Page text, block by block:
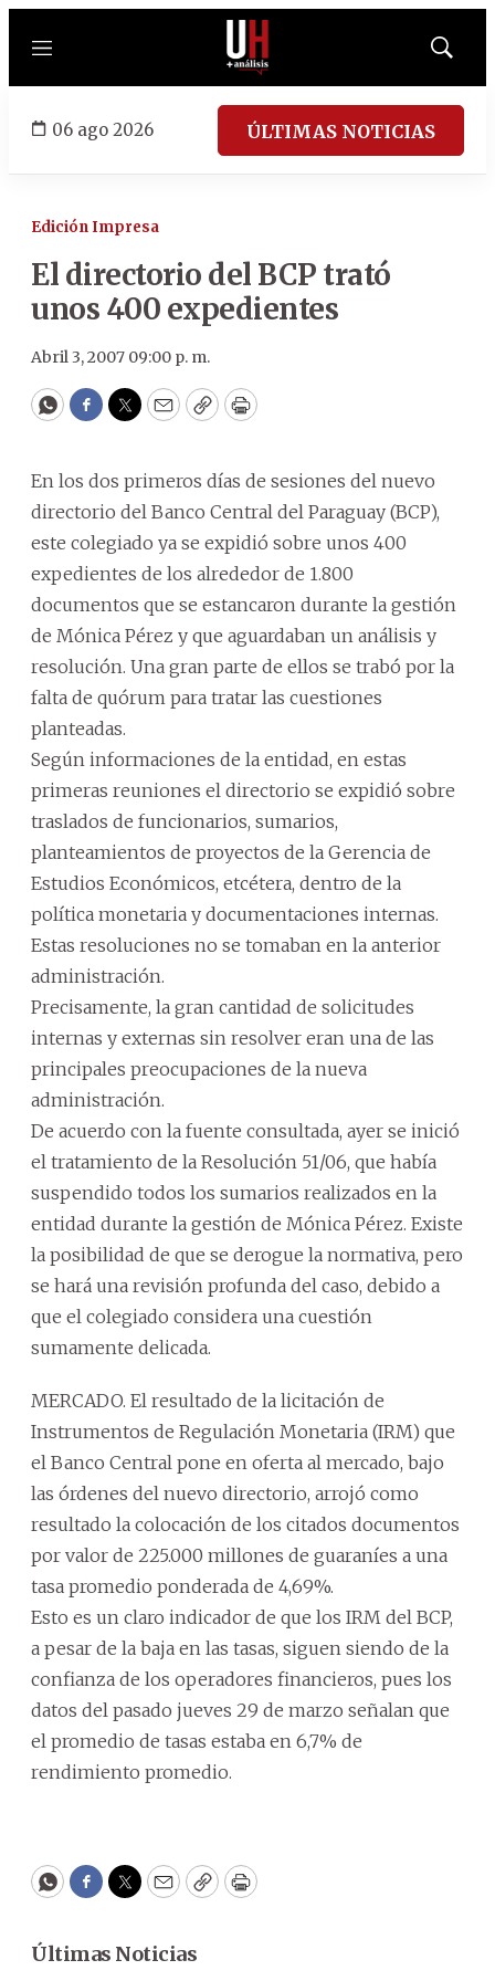
Menú
Mostrar
06 ago 2026 ÚLTIMAS NOTICIAS
Edición Impresa
El directorio del BCP trató
unos 400 expedientes
Abril 3, 2007 09:00 p. m.
WhatsApp
Facebook
Twitter
EmailCopyPrint
En los dos primeros días de sesiones del nuevo
directorio del Banco Central del Paraguay (BCP),
este colegiado ya se expidió sobre unos 400
expedientes de los alrededor de 1.800
documentos que se estancaron durante la gestión
de Mónica Pérez y que aguardaban un análisis y
resolución. Una gran parte de ellos se trabó por la
falta de quórum para tratar las cuestiones
planteadas.
Según informaciones de la entidad, en estas
primeras reuniones el directorio se expidió sobre
traslados de funcionarios, sumarios,
planteamientos de proyectos de la Gerencia de
Estudios Económicos, etcétera, dentro de la
política monetaria y documentaciones internas.
Estas resoluciones no se tomaban en la anterior
administración.
Precisamente, la gran cantidad de solicitudes
internas y externas sin resolver eran una de las
principales preocupaciones de la nueva
administración.
De acuerdo con la fuente consultada, ayer se inició
el tratamiento de la Resolución 51/06, que había
suspendido todos los sumarios realizados en la
entidad durante la gestión de Mónica Pérez. Existe
la posibilidad de que se derogue la normativa, pero
se hará una revisión profunda del caso, debido a
que el colegiado considera una cuestión
sumamente delicada.
MERCADO. El resultado de la licitación de
Instrumentos de Regulación Monetaria (IRM) que
el Banco Central pone en oferta al mercado, bajo
las órdenes del nuevo directorio, arrojó como
resultado la colocación de los citados documentos
por valor de 225.000 millones de guaraníes a una
tasa promedio ponderada de 4,69%.
Esto es un claro indicador de que los IRM del BCP,
a pesar de la baja en las tasas, siguen siendo de la
confianza de los operadores financieros, pues los
datos del pasado jueves 29 de marzo señalan que
el promedio de tasas estaba en 6,7% de
rendimiento promedio.
WhatsApp
Facebook
Twitter
EmailCopyPrint
Últimas Noticias